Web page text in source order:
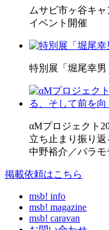
ムサビ市ヶ谷キ
イベント開催
特別展「堀尾幸男
αMプロジェクト
立ち止まり振り
中野裕介／パラモ
掲載依頼はこちら
msb! info
msb! magazine
msb! caravan